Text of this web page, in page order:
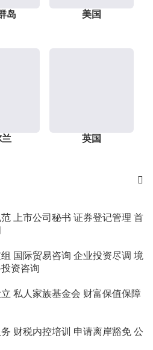
岛 美国
兰 英国

上市公司秘书 证券登记管理 首
国际贸易咨询 企业投资尽调 境
资咨询
私人家族基金会 财富保值保障
财税内控培训 申请离岸豁免 公